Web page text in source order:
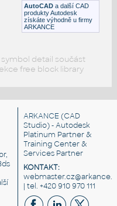
AutoCAD a další CAD
produkty Autodesk
získáte výhodně u firmy
ARKANCE
detail součást
free block library
ARKANCE (CAD
Studio) - Autodesk
Platinum Partner &
Training Center &
Services Partner
KONTAKT:
| tel. +420 910 970 111